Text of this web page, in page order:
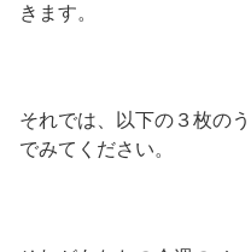
きます。
それでは、以下の３枚の
でみてください。